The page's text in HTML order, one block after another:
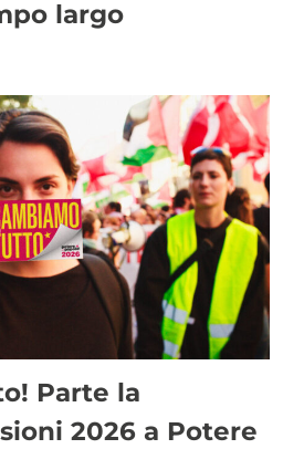
largo
Parte la
2026 a Potere